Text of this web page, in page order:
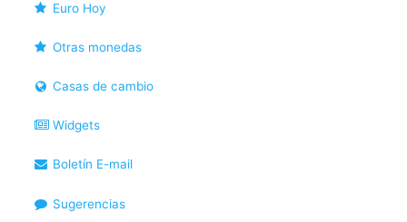
Euro Hoy
Otras monedas
Casas de cambio
Widgets
Boletín E-mail
Sugerencias